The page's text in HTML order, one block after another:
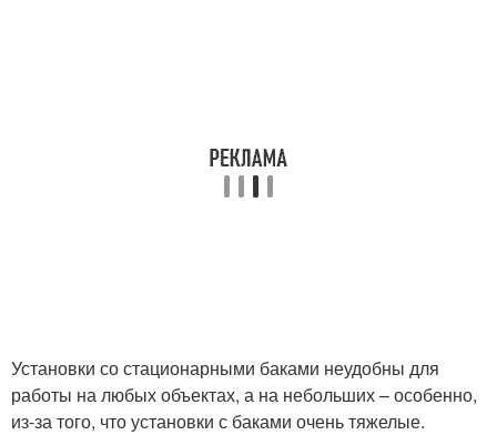
Установки со стационарными баками неудобны для
работы на любых объектах, а на небольших – особенно,
из-за того, что установки с баками очень тяжелые.